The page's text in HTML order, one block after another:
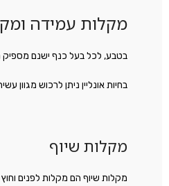
מקלות עמידה
בטבע, לכל בעל כנף ישנם מספיק
בחיות אונליין ניתן לרכוש
מקלות שיוף
מקלות שיוף הם מקלות לפנים